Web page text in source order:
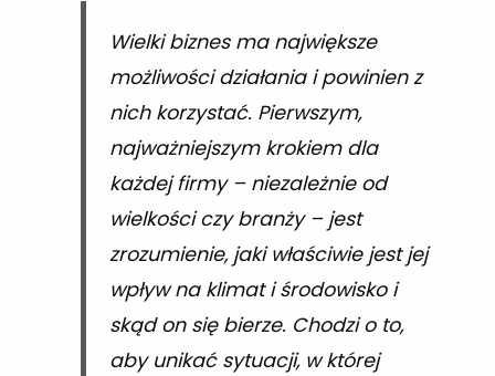
Wielki biznes ma największe
możliwości działania i powinien z
nich korzystać. Pierwszym,
najważniejszym krokiem dla
każdej firmy – niezależnie od
wielkości czy branży – jest
zrozumienie, jaki właściwie jest jej
wpływ na klimat i środowisko i
skąd on się bierze. Chodzi o to,
aby unikać sytuacji, w której